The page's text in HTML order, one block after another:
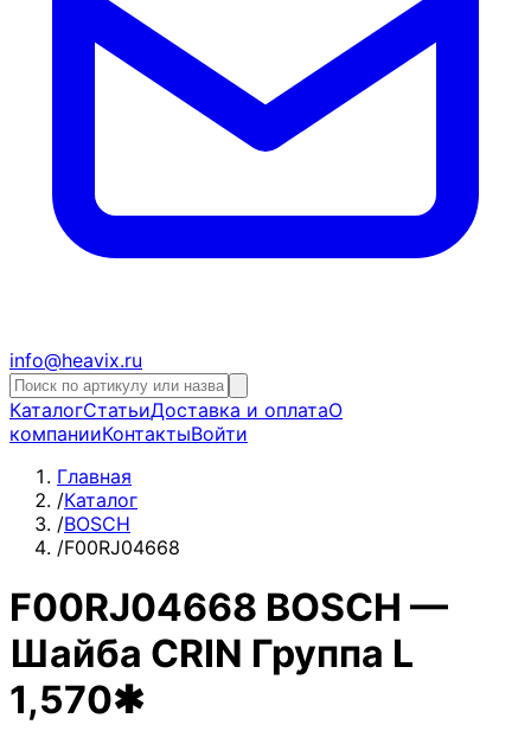
info@heavix.ru
КаталогСтатьиДоставка и оплатаО
компанииКонтактыВойти
Главная
/Каталог
/BOSCH
/F00RJ04668
F00RJ04668 BOSCH —
Шайба CRIN Группа L
1,570✱